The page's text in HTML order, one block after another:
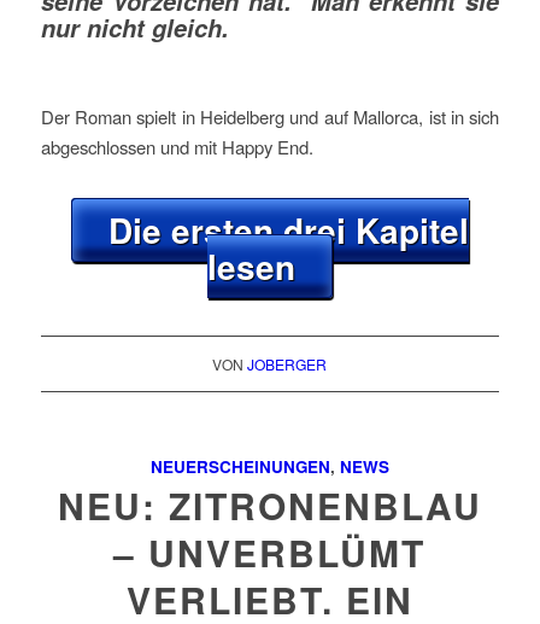
nur nicht gleich.
Der Roman spielt in Heidelberg und auf Mallorca, ist in sich
abgeschlossen und mit Happy End.
Die ersten drei Kapitel
lesen
VONJOBERGER
NEUERSCHEINUNGEN, NEWS
NEU: ZITRONENBLAU
– UNVERBLÜMT
VERLIEBT. EIN